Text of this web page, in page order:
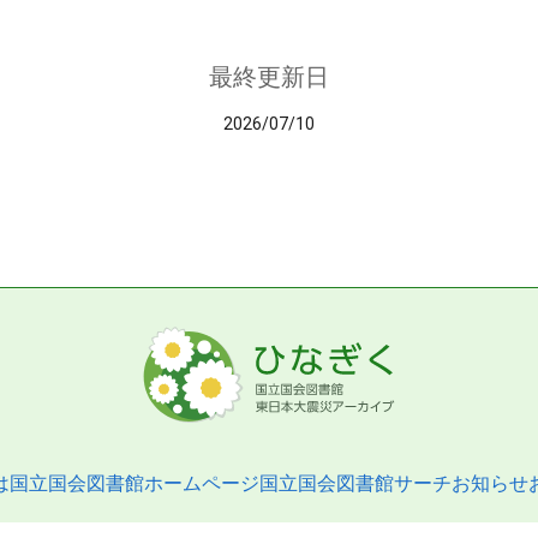
最終更新日
2026/07/10
国立国会図書館ホームページ国立国会図書館サーチお知らせ